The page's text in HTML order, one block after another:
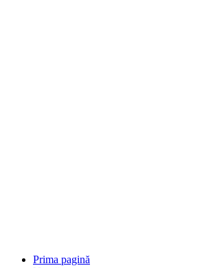
Prima pagină